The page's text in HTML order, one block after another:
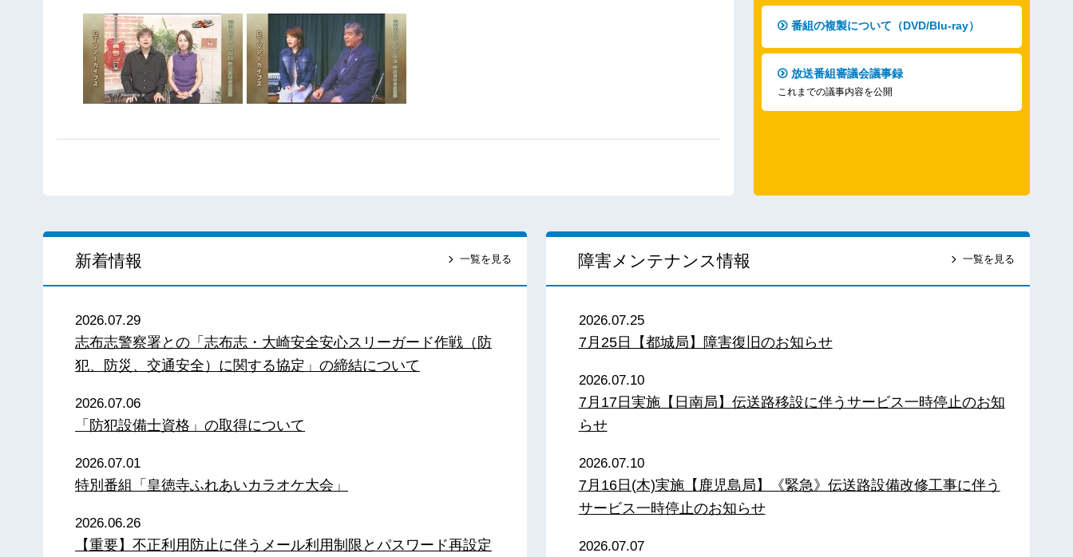
番組の複製について（DVD/Blu-ray）
放送番組審議会議事録
これまでの議事内容を公開
新着情報 一覧を見る
2026.07.29
志布志警察署との「志布志・大崎安全安心スリーガード作戦（防
犯、防災、交通安全）に関する協定」の締結について
2026.07.06
「防犯設備士資格」の取得について
2026.07.01
特別番組「皇徳寺ふれあいカラオケ大会」
2026.06.26
【重要】不正利用防止に伴うメール利用制限とパスワード再設定
障害メンテナンス情報 一覧を見る
2026.07.25
7月25日【都城局】障害復旧のお知らせ
2026.07.10
7月17日実施【日南局】伝送路移設に伴うサービス一時停止のお知
らせ
2026.07.10
7月16日(木)実施【鹿児島局】《緊急》伝送路設備改修工事に伴う
サービス一時停止のお知らせ
2026.07.07